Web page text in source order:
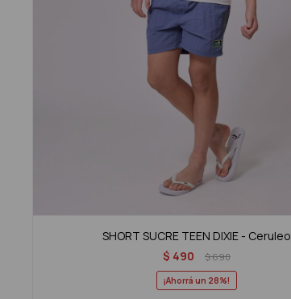
SHORT SUCRE TEEN DIXIE - Ceruleo
$ 490 $690
28